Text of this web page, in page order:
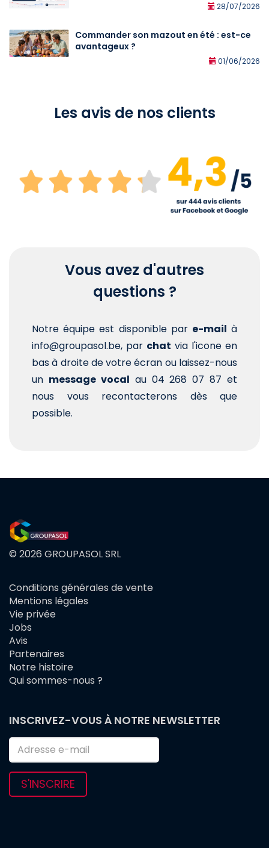
28/07/2026
Commander son mazout en été : est-ce
avantageux ?
01/06/2026
Les avis de nos clients
Vous avez d'autres
questions ?
Notre équipe est disponible par e-mail à
info@groupasol.be, par chat via l'icone en
bas à droite de votre écran ou laissez-nous
un message vocal au 04 268 07 87 et
nous vous recontacterons dès que
possible.
© 2026 GROUPASOL SRL
FOOTER
MENU
Conditions générales de vente
Mentions légales
Vie privée
Jobs
Avis
Partenaires
Notre histoire
Qui sommes-nous ?
INSCRIVEZ-VOUS À NOTRE NEWSLETTER
S'INSCRIRE